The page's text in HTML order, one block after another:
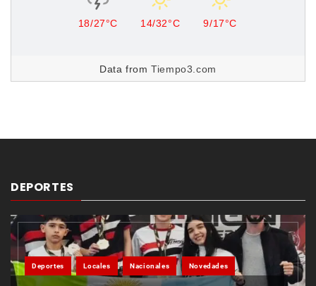
18/27°C 14/32°C 9/17°C
Data fromTiempo3.com
DEPORTES
Deportes Locales Nacionales Novedades